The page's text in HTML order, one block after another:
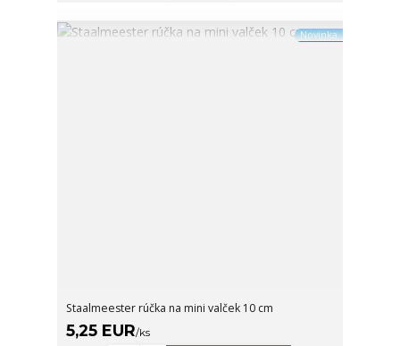
Novinka
Staalmeester rúčka na mini valček 10 cm
5,25 EUR/ks